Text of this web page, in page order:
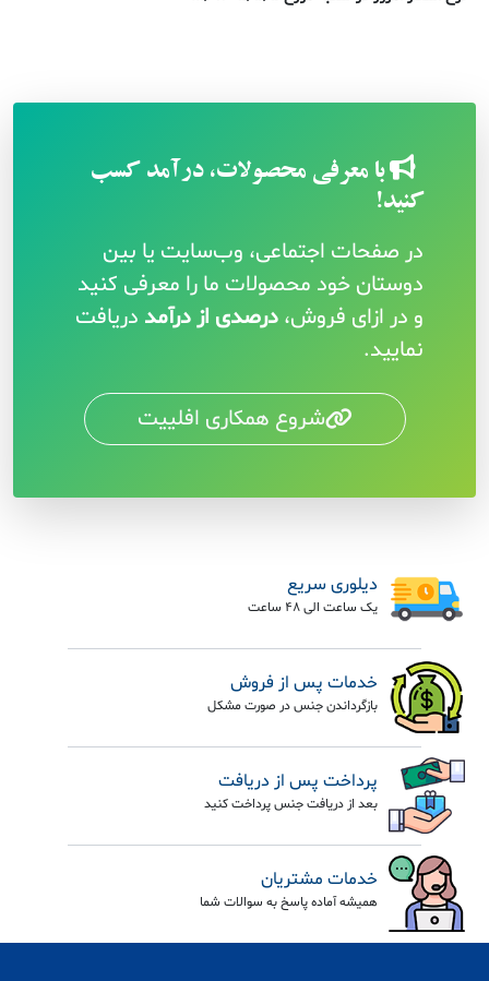
با معرفی محصولات، درآمد کسب
کنید!
در صفحات اجتماعی، وب‌سایت یا بین
دوستان خود محصولات ما را معرفی کنید
و در ازای فروش، درصدی از درآمد دریافت
نمایید.
شروع همکاری افلییت
دیلوری سریع
یک ساعت الی 48 ساعت
خدمات پس از فروش
بازگرداندن جنس در صورت مشکل
پرداخت پس از دریافت
بعد از دریافت جنس پرداخت کنید
خدمات مشتریان
همیشه آماده پاسخ به سوالات شما